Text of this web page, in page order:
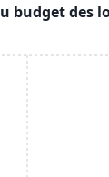
budget des